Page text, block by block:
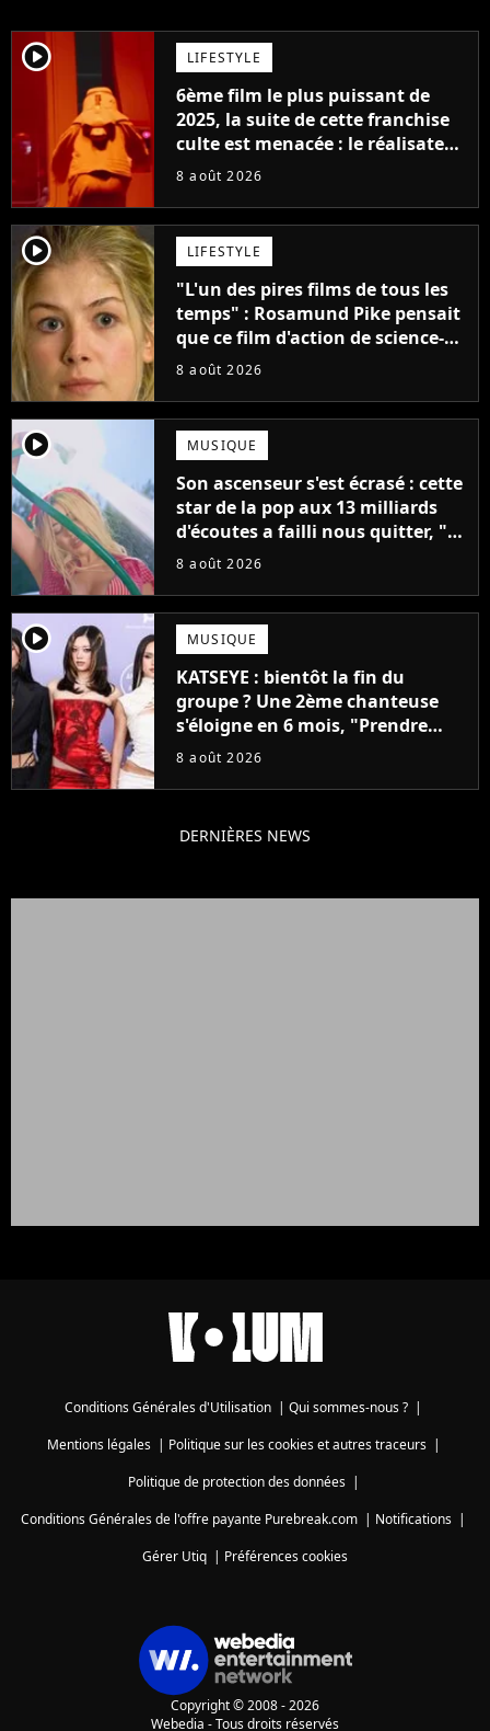
player2 LIFESTYLE
6ème film le plus puissant de
2025, la suite de cette franchise
culte est menacée : le réalisateur
claque la porte pour "différends
8 août 2026
player2 LIFESTYLE
"L'un des pires films de tous les
temps" : Rosamund Pike pensait
que ce film d'action de science-
fiction avec Dwayne Johnson
8 août 2026
player2 MUSIQUE
Son ascenseur s'est écrasé : cette
star de la pop aux 13 milliards
d'écoutes a failli nous quitter, "Je
pensais ne plus jamais chanter"
8 août 2026
player2 MUSIQUE
KATSEYE : bientôt la fin du
groupe ? Une 2ème chanteuse
s'éloigne en 6 mois, "Prendre
cette décision n’a pas été facile"
8 août 2026
DERNIÈRES NEWS
Conditions Générales d'Utilisation | Qui sommes-nous ? |
Mentions légales| Politique sur les cookies et autres traceurs|
Politique de protection des données|
Conditions Générales de l'offre payante Purebreak.com | Notifications |
Gérer Utiq | Préférences cookies
Copyright © 2008 - 2026
Webedia - Tous droits réservés